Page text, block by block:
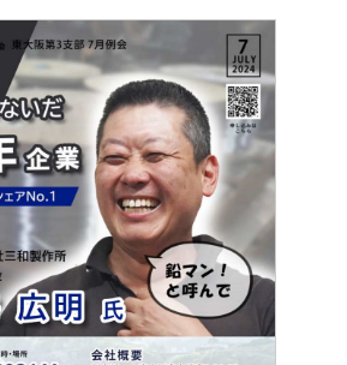
入会案内
入会案内
よくある質問
事務局
事務局のご案内
コンテンツ